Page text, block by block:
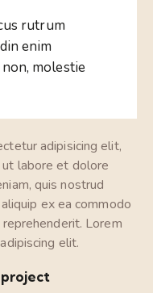
rutrum
enim
molestie
adipisicing elit,
labore et dolore
quis nostrud
ex ea commodo
Lorem
elit.